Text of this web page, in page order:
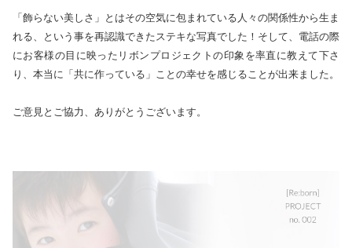
「飾らない美しさ」とはその空気に包まれている人々の関係性から生ま
れる、という事を再認識できたステキな写真でした！そして、電話の際
にお客様の目に映ったリボンプロジェクトの印象を率直に教えて下さ
り、本当に「共に作っている」ことの幸せを感じることが出来ました。
ご意見とご協力、ありがとうございます。